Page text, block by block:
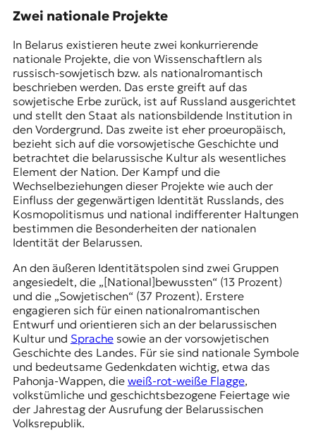
n
M
e
d
e
n
k
o
m
p
e
t
e
n
z
u
O
s
t
e
u
r
o
p
a
.
Zwei nationale Projekte
In Belarus existieren heute zwei konkurrierende
nationale Projekte, die von Wissenschaftlern als
russisch-sowjetisch bzw. als nationalromantisch
beschrieben werden. Das erste greift auf das
sowjetische Erbe zurück, ist auf Russland ausgerichtet
und stellt den Staat als nationsbildende Institution in
den Vordergrund. Das zweite ist eher proeuropäisch,
bezieht sich auf die vorsowjetische Geschichteund
betrachtet die belarussische Kultur als wesentliches
Element der Nation. Der Kampf und die
Wechselbeziehungen dieser Projekte wie auch der
Einfluss der gegenwärtigen Identität Russlands, des
Kosmopolitismus und national indifferenter Haltungen
bestimmen die Besonderheiten der nationalen
Identität der Belarussen.
An den äußeren Identitätspolen sind zwei Gruppen
angesiedelt, die „[National]bewussten“ (13 Prozent)
und die „Sowjetischen“ (37 Prozent). Erstere
engagieren sich für einen nationalromantischen
Entwurf und orientieren sich an der belarussischen
Kultur und Sprachesowie an der vorsowjetischen
Geschichte des Landes. Für sie sind nationale Symbole
und bedeutsame Gedenkdaten wichtig, etwa das
Pahonja-Wappen, die weiß-rot-weiße Flagge,
volkstümliche und geschichtsbezogene Feiertage wie
der Jahrestag der Ausrufungder Belarussischen
Volksrepublik.